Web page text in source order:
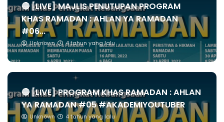
🔴 [LIVE] MAJLIS PENUTUPAN PROGRAM
KHAS RAMADAN : AHLAN YA RAMADAN
#06...
Unknown 4 tahun yang lalu
🔴 [LIVE] PROGRAM KHAS RAMADAN : AHLAN
YA RAMADAN #05 #AKADEMIYOUTUBER
Unknown 4 tahun yang lalu